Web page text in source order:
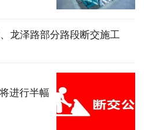
龙泽路部分路段断交施工
进行半幅